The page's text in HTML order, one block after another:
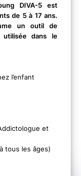
DIVA-5 est
de 5 à 17 ans.
un outil de
dans le
l’enfant
et
tous les âges)